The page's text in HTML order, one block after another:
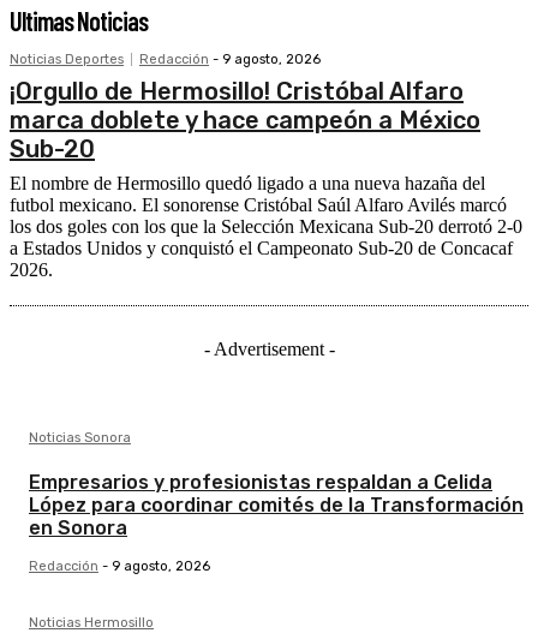
Ultimas Noticias
Noticias Deportes Redacción - 9 agosto, 2026
¡Orgullo de Hermosillo! Cristóbal Alfaro
marca doblete y hace campeón a México
Sub-20
El nombre de Hermosillo quedó ligado a una nueva hazaña del
futbol mexicano. El sonorense Cristóbal Saúl Alfaro Avilés marcó
los dos goles con los que la Selección Mexicana Sub-20 derrotó 2-0
a Estados Unidos y conquistó el Campeonato Sub-20 de Concacaf
2026.
- Advertisement -
Noticias Sonora
Empresarios y profesionistas respaldan a Celida
López para coordinar comités de la Transformación
en Sonora
Redacción - 9 agosto, 2026
Noticias Hermosillo